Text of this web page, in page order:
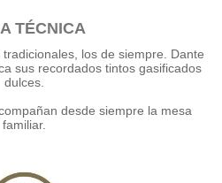
TÉCNICA
los de siempre. Dante
sus recordados tintos gasificados
dulces.
desde siempre la mesa
familiar.